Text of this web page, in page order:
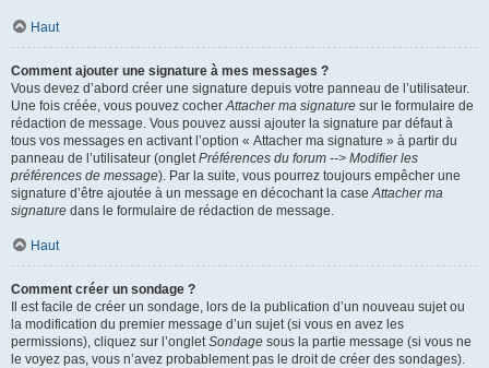
Haut
Comment ajouter une signature à mes messages ?
Vous devez d’abord créer une signature depuis votre panneau de l’utilisateur.
Une fois créée, vous pouvez cocherAttacher ma signature sur le formulaire de
rédaction de message. Vous pouvez aussi ajouter la signature par défaut à
tous vos messages en activant l’option « Attacher ma signature » à partir du
panneau de l’utilisateur (ongletPréférences du forum --> Modifier les
préférences de message). Par la suite, vous pourrez toujours empêcher une
signature d’être ajoutée à un message en décochant la caseAttacher ma
signature dans le formulaire de rédaction de message.
Haut
Comment créer un sondage ?
Il est facile de créer un sondage, lors de la publication d’un nouveau sujet ou
la modification du premier message d’un sujet (si vous en avez les
permissions), cliquez sur l’ongletSondage sous la partie message (si vous ne
le voyez pas, vous n’avez probablement pas le droit de créer des sondages).